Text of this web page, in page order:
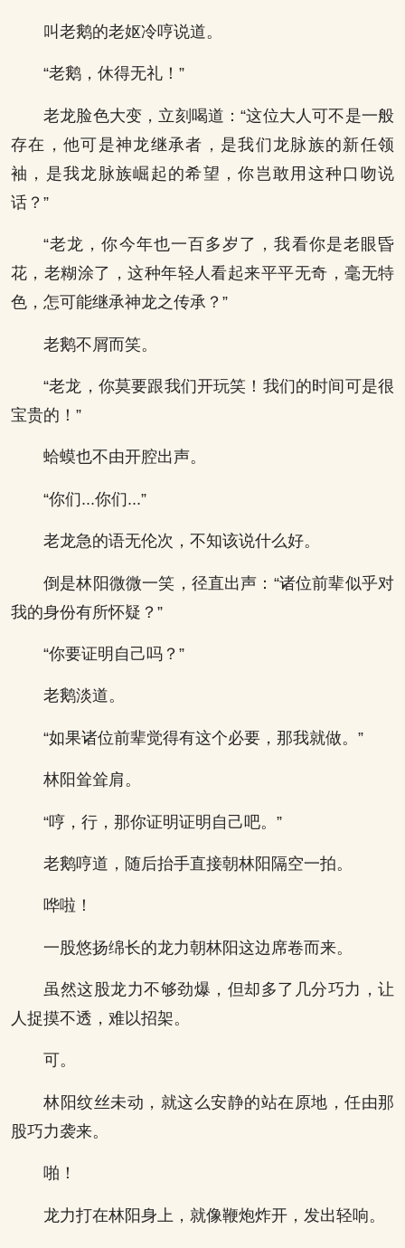
叫老鹅的老妪冷哼说道。
“老鹅，休得无礼！”
老龙脸色大变，立刻喝道：“这位大人可不是一般
存在，他可是神龙继承者，是我们龙脉族的新任领
袖，是我龙脉族崛起的希望，你岂敢用这种口吻说
话？”
“老龙，你今年也一百多岁了，我看你是老眼昏
花，老糊涂了，这种年轻人看起来平平无奇，毫无特
色，怎可能继承神龙之传承？”
老鹅不屑而笑。
“老龙，你莫要跟我们开玩笑！我们的时间可是很
宝贵的！”
蛤蟆也不由开腔出声。
“你们...你们...”
老龙急的语无伦次，不知该说什么好。
倒是林阳微微一笑，径直出声：“诸位前辈似乎对
我的身份有所怀疑？”
“你要证明自己吗？”
老鹅淡道。
“如果诸位前辈觉得有这个必要，那我就做。”
林阳耸耸肩。
“哼，行，那你证明证明自己吧。”
老鹅哼道，随后抬手直接朝林阳隔空一拍。
哗啦！
一股悠扬绵长的龙力朝林阳这边席卷而来。
虽然这股龙力不够劲爆，但却多了几分巧力，让
人捉摸不透，难以招架。
可。
林阳纹丝未动，就这么安静的站在原地，任由那
股巧力袭来。
啪！
龙力打在林阳身上，就像鞭炮炸开，发出轻响。